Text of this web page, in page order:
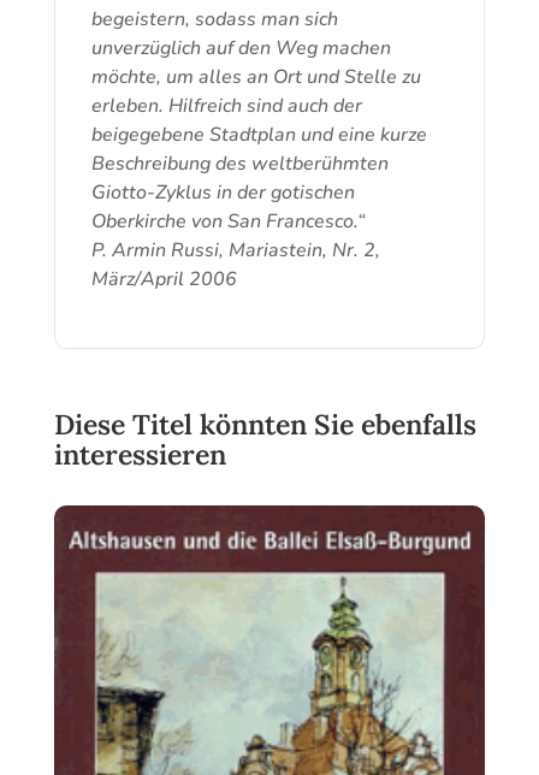
begeistern, sodass man sich
unverzüglich auf den Weg machen
möchte, um alles an Ort und Stelle zu
erleben. Hilfreich sind auch der
beigegebene Stadtplan und eine kurze
Beschreibung des weltberühmten
Giotto-Zyklus in der gotischen
Oberkirche von San Francesco.“
P. Armin Russi, Mariastein, Nr. 2,
März/April 2006
Diese Titel könnten Sie ebenfalls
interessieren